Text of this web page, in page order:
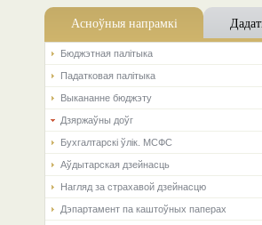
Асноўныя напрамкi
Бюджэтная палiтыка
Падатковая палітыка
Выкананне бюджэту
Дзяржаўны доўг
Бухгалтарскі ўлік. МСФС
Аўдытарская дзейнасць
Нагляд за страхавой дзейнасцю
Дэпартамент па каштоўных паперах